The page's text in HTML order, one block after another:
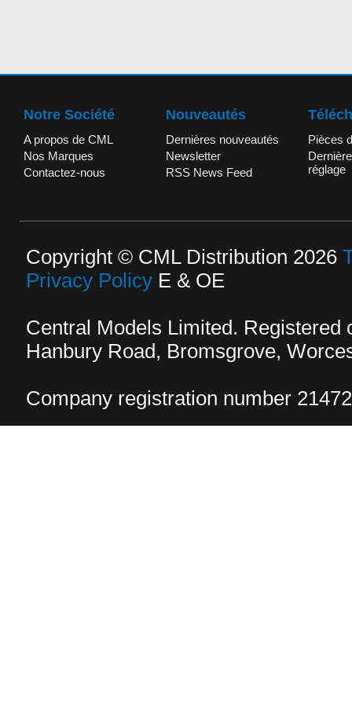
Notre Société
A propos de CML
Nos Marques
Contactez-nous
Nouveautés
Dernières nouveautés
Newsletter
RSS News Feed
Pièces
réglage
Copyright © CML Distribution 2026
Privacy Policy E & OE
Central Models Limited. Registered
Hanbury Road, Bromsgrove,
Company registration number